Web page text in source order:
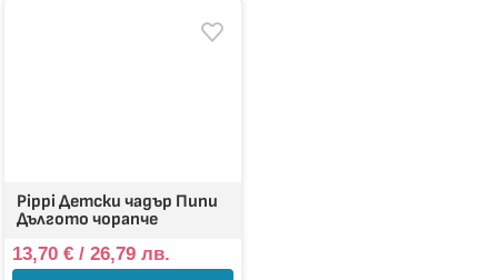
Pippi Детски чадър Пипи
Дългото чорапче
13,70 €/ 26,79 лв.